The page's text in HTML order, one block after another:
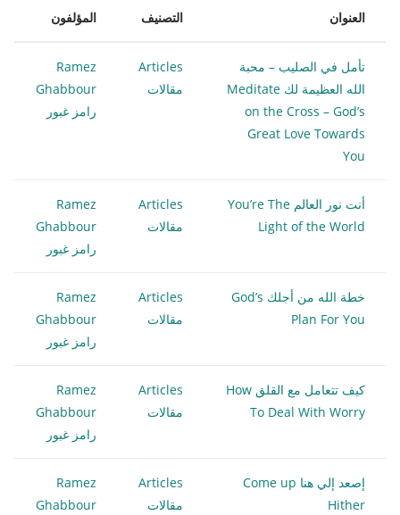
العنوان التصنيف المؤلفون
تأمل في الصليب – محبة
الله العظيمة لك Meditate
on the Cross – God’s
Great Love Towards
You
Articles
مقالات
Ramez
Ghabbour
رامز غبور
أنت نور العالم You’re The
Light of the World
Articles
مقالات
Ramez
Ghabbour
رامز غبور
خطة الله من أجلك God’s
Plan For You
Articles
مقالات
Ramez
Ghabbour
رامز غبور
كيف تتعامل مع القلق How
To Deal With Worry
Articles
مقالات
Ramez
Ghabbour
رامز غبور
إصعد إلي هنا Come up
Hither
Articles
مقالات
Ramez
Ghabbour